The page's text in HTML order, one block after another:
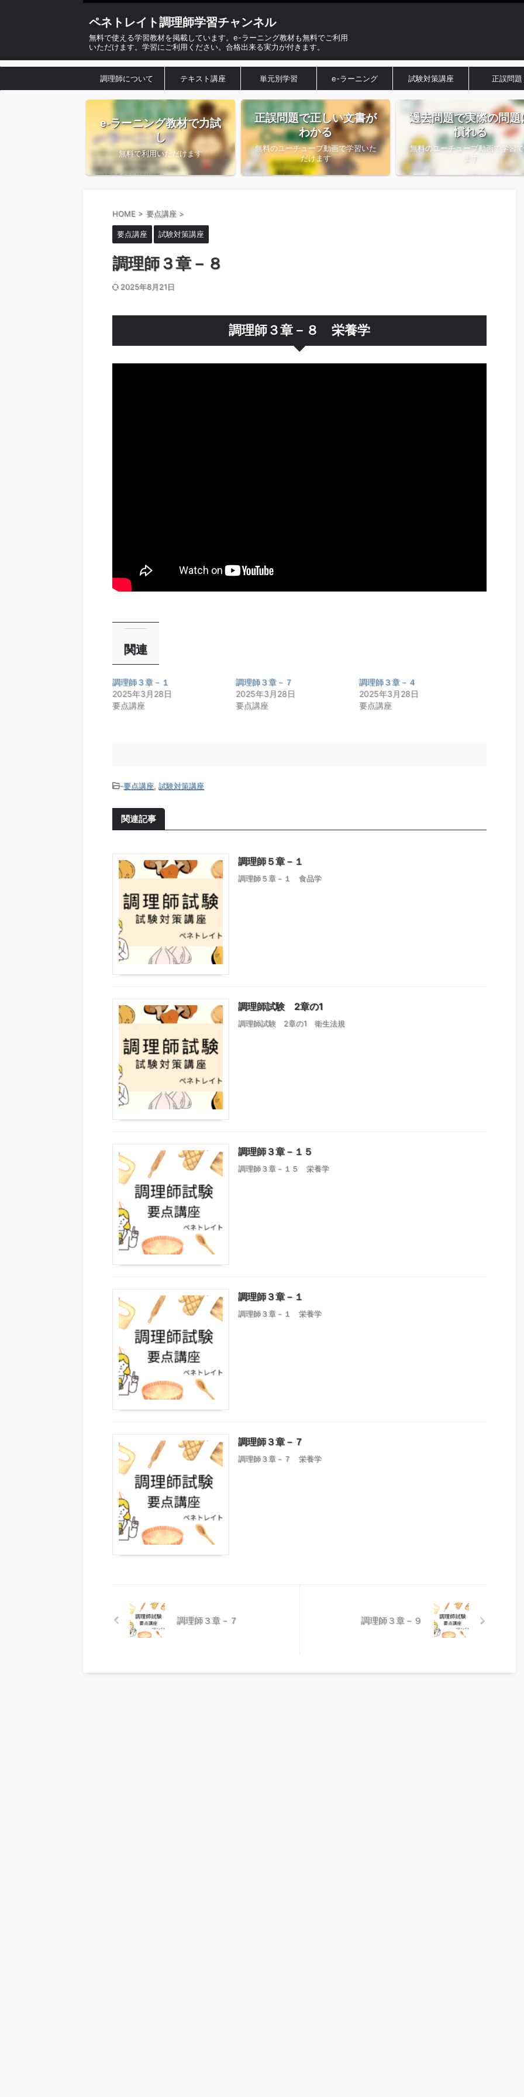
ペネトレイト調理師学習チャンネル
無料で使える学習教材を掲載しています。e-ラーニング教材も無料でご利用
いただけます。学習にご利用ください。合格出来る実力が付きます。
調理師について テキスト講座 単元別学習 e-ラーニング 試験対策講座 正誤問題
e-ラーニング教材で力試
し
無料で利用いただけます
正誤問題で正しい文書が
わかる
無料のユーチューブ動画で学習いた
だけます
過去問題で実際の問題
慣れる
無料のユーチューブ動画で学習
ます
HOME > 要点講座 >
要点講座 試験対策講座
調理師３章－８
2025年8月21日
調理師３章－８ 栄養学
関連
調理師３章－１
2025年3月28日
要点講座
調理師３章－７
2025年3月28日
要点講座
調理師３章－４
2025年3月28日
要点講座
-要点講座 試験対策講座
関連記事
調理師５章－１
調理師５章－１ 食品学
調理師試験 2章の1
調理師試験 2章の1 衛生法規
調理師３章－１５
調理師３章－１５ 栄養学
調理師３章－１
調理師３章－１ 栄養学
調理師３章－７
調理師３章－７ 栄養学
調理師３章－７ 調理師３章－９